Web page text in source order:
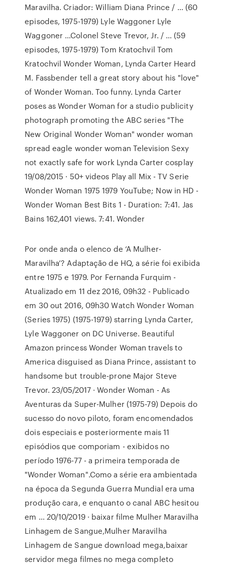
Maravilha. Criador: William Diana Prince / … (60
episodes, 1975-1979) Lyle Waggoner Lyle
Waggoner …Colonel Steve Trevor, Jr. / … (59
episodes, 1975-1979) Tom Kratochvil Tom
Kratochvil Wonder Woman, Lynda Carter Heard
M. Fassbender tell a great story about his "love"
of Wonder Woman. Too funny. Lynda Carter
poses as Wonder Woman for a studio publicity
photograph promoting the ABC series "The
New Original Wonder Woman" wonder woman
spread eagle wonder woman Television Sexy
not exactly safe for work Lynda Carter cosplay
19/08/2015 · 50+ videos Play all Mix - TV Serie
Wonder Woman 1975 1979 YouTube; Now in HD -
Wonder Woman Best Bits 1 - Duration: 7:41. Jas
Bains 162,401 views. 7:41. Wonder
Por onde anda o elenco de ‘A Mulher-
Maravilha’? Adaptação de HQ, a série foi exibida
entre 1975 e 1979. Por Fernanda Furquim -
Atualizado em 11 dez 2016, 09h32 - Publicado
em 30 out 2016, 09h30 Watch Wonder Woman
(Series 1975) (1975-1979) starring Lynda Carter,
Lyle Waggoner on DC Universe. Beautiful
Amazon princess Wonder Woman travels to
America disguised as Diana Prince, assistant to
handsome but trouble-prone Major Steve
Trevor. 23/05/2017 · Wonder Woman - As
Aventuras da Super-Mulher (1975-79) Depois do
sucesso do novo piloto, foram encomendados
dois especiais e posteriormente mais 11
episódios que comporiam - exibidos no
período 1976-77 - a primeira temporada de
"Wonder Woman".Como a série era ambientada
na época da Segunda Guerra Mundial era uma
produção cara, e enquanto o canal ABC hesitou
em … 20/10/2019 · baixar filme Mulher Maravilha
Linhagem de Sangue,Mulher Maravilha
Linhagem de Sangue download mega,baixar
servidor mega filmes no mega completo